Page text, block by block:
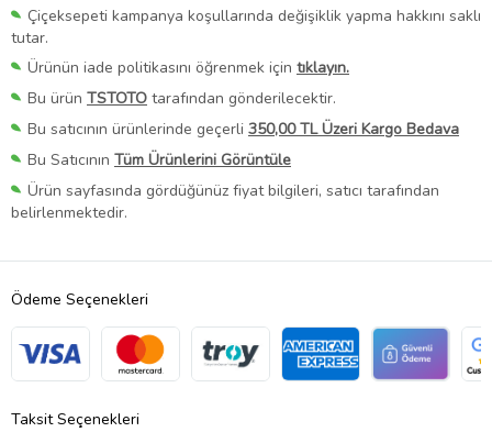
Çiçeksepeti kampanya koşullarında değişiklik yapma hakkını saklı
tutar.
Ürünün iade politikasını öğrenmek için tıklayın.
Bu ürün TSTOTO tarafından gönderilecektir.
Bu satıcının ürünlerinde geçerli 350,00 TL Üzeri Kargo Bedava
Bu Satıcının Tüm Ürünlerini Görüntüle
Ürün sayfasında gördüğünüz fiyat bilgileri, satıcı tarafından
belirlenmektedir.
Ödeme Seçenekleri
Taksit Seçenekleri